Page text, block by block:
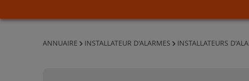
ANNUAIRE INSTALLATEUR D'ALARMES INSTALLATEURS